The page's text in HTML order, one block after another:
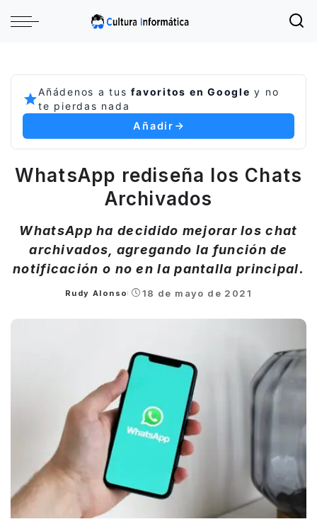
Añádenos a tusfavoritos en Google y no
te pierdas nada
Añadir
WhatsApp rediseña los Chats
Archivados
WhatsApp ha decidido mejorar los chat
archivados, agregando la función de
notificación o no en la pantalla principal.
Posted
Rudy Alonso 18 de mayo de 2021